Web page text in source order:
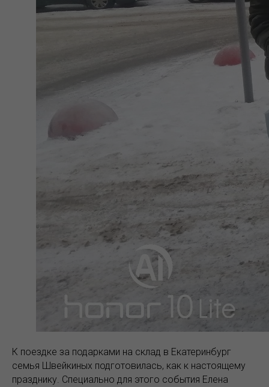
К поездке за подарками на склад в Екатеринбург
семья Швейкиных подготовилась, как к настоящему
празднику. Специально для этого события Елена